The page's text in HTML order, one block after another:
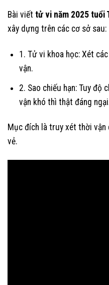
Bài viết tử vi năm 2025 tuổi
xây dựng trên các cơ sở sau:
1. Tử vi khoa học: Xét
vận.
2. Sao chiếu hạn: Tuy độ
vận khó thì thật đáng
Mục đích là truy xét thời vận
vẻ.